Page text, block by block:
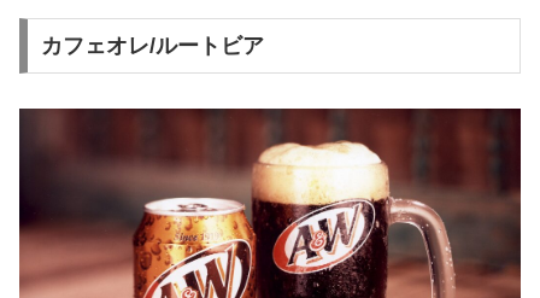
カフェオレ/ルートビア